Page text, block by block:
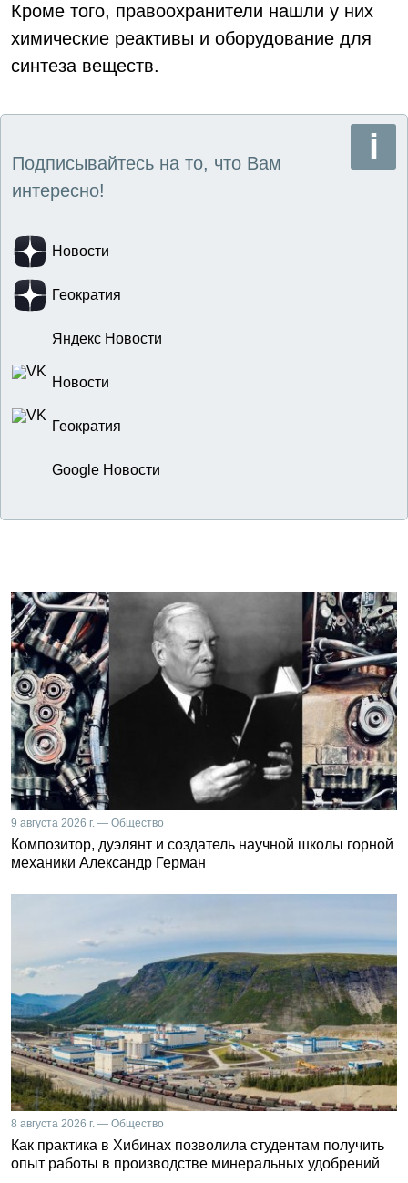
Кроме того, правоохранители нашли у них
химические реактивы и оборудование для
синтеза веществ.
Подписывайтесь на то, что Вам
интересно!
Новости
Геократия
Яндекс Новости
Новости
Геократия
Google Новости
9 августа 2026 г. — Общество
Композитор, дуэлянт и создатель научной школы горной
механики Александр Герман
8 августа 2026 г. — Общество
Как практика в Хибинах позволила студентам получить
опыт работы в производстве минеральных удобрений